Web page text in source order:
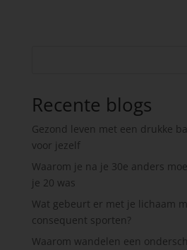
Recente blogs
Gezond leven met een drukke
voor jezelf
Waarom je na je 30e anders
je 20 was
Wat gebeurt er met je lichaam
consequent sporten?
Waarom wandelen een